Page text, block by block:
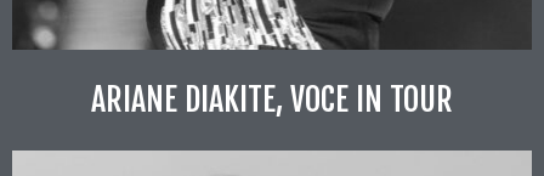
ARIANE DIAKITE, VOCE IN TOUR